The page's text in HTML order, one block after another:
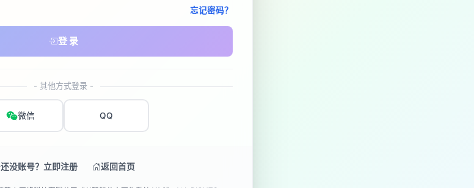
忘记密码？
登 录
- 其他方式登录 -
微信 QQ
还没账号？立即注册 返回首页